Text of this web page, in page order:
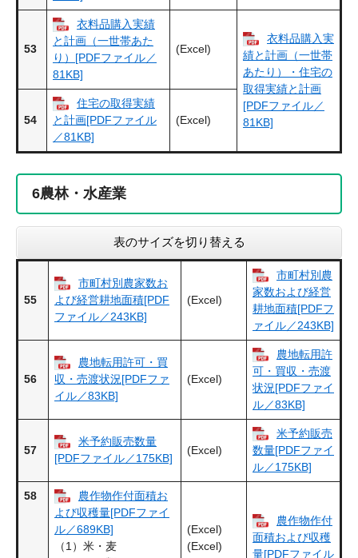
53
衣料品購入実績
と計画（一世帯あた
り）[PDFファイル／
81KB]
(Excel)
衣料品購入実
績と計画（一世帯
あたり）・住宅の
取得実績と計画
[PDFファイル／
81KB]
54
住宅の取得実績
と計画[PDFファイル
／81KB]
(Excel)
6農林・水産業
表のサイズを切り替える
55
市町村別農家数お
よび経営耕地面積[PDF
ファイル／243KB]
(Excel)
市町村別農
家数および経営
耕地面積[PDFフ
ァイル／243KB]
56
農地転用許可・買
収・売渡状況[PDFファ
イル／83KB]
(Excel)
農地転用許
可・買収・売渡
状況[PDFファイ
ル／83KB]
57
米予約販売数量
[PDFファイル／175KB]
(Excel)
米予約販売
数量[PDFファイ
ル／175KB]
58
農作物作付面積お
よび収穫量[PDFファイ
ル／689KB]
（1）米・麦
(Excel)
(Excel)
農作物作付
面積および収穫
量[PDFファイル